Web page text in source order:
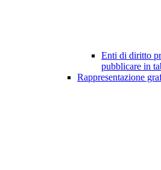
Enti di diritto
pubblicare in
Rappresentazione